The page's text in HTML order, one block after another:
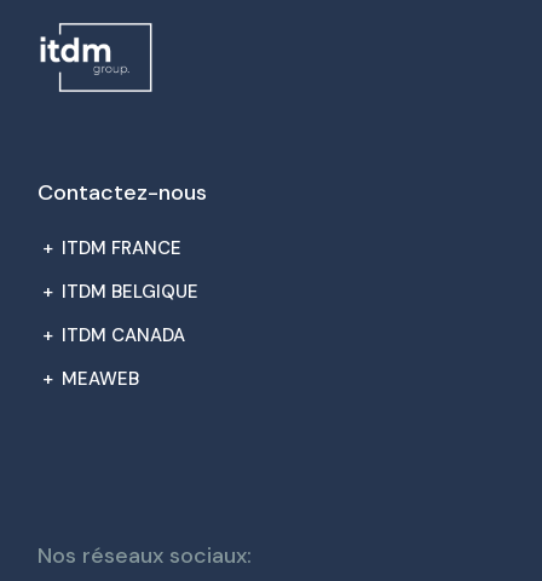
Contactez-nous
+ ITDM FRANCE
+ ITDM BELGIQUE
+ ITDM CANADA
+ MEAWEB
Nos réseaux sociaux: